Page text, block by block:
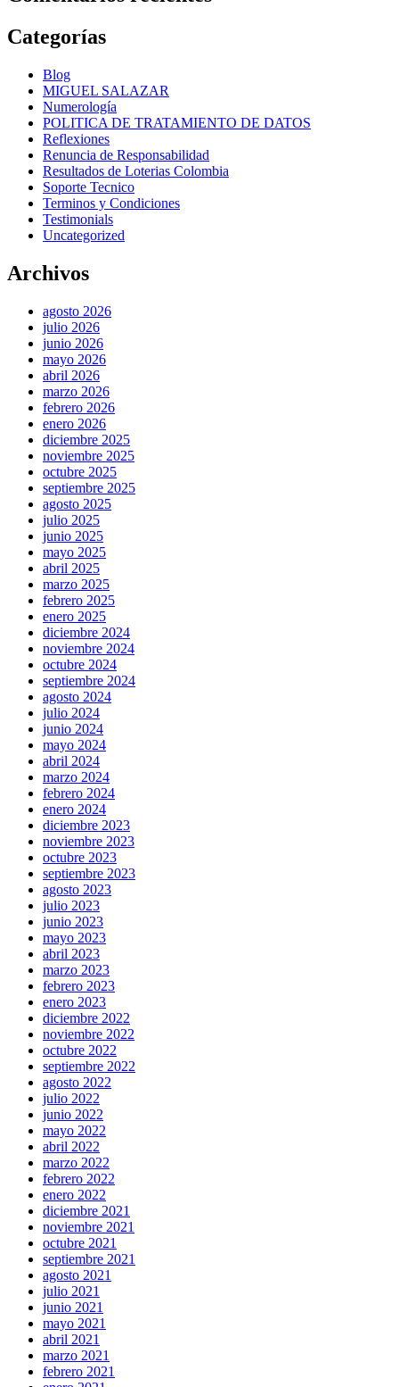
Categorías
Blog
MIGUEL SALAZAR
Numerología
POLITICA DE TRATAMIENTO DE DATOS
Reflexiones
Renuncia de Responsabilidad
Resultados de Loterias Colombia
Soporte Tecnico
Terminos y Condiciones
Testimonials
Uncategorized
Archivos
agosto 2026
julio 2026
junio 2026
mayo 2026
abril 2026
marzo 2026
febrero 2026
enero 2026
diciembre 2025
noviembre 2025
octubre 2025
septiembre 2025
agosto 2025
julio 2025
junio 2025
mayo 2025
abril 2025
marzo 2025
febrero 2025
enero 2025
diciembre 2024
noviembre 2024
octubre 2024
septiembre 2024
agosto 2024
julio 2024
junio 2024
mayo 2024
abril 2024
marzo 2024
febrero 2024
enero 2024
diciembre 2023
noviembre 2023
octubre 2023
septiembre 2023
agosto 2023
julio 2023
junio 2023
mayo 2023
abril 2023
marzo 2023
febrero 2023
enero 2023
diciembre 2022
noviembre 2022
octubre 2022
septiembre 2022
agosto 2022
julio 2022
junio 2022
mayo 2022
abril 2022
marzo 2022
febrero 2022
enero 2022
diciembre 2021
noviembre 2021
octubre 2021
septiembre 2021
agosto 2021
julio 2021
junio 2021
mayo 2021
abril 2021
marzo 2021
febrero 2021